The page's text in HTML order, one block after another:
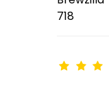
718